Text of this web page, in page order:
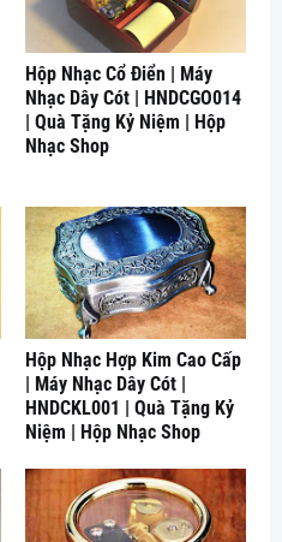
Hộp Nhạc Cổ Điển | Máy
Nhạc Dây Cót | HNDCGO014
| Quà Tặng Kỷ Niệm | Hộp
Nhạc Shop
Hộp Nhạc Hợp Kim Cao Cấp
| Máy Nhạc Dây Cót |
HNDCKL001 | Quà Tặng Kỷ
Niệm | Hộp Nhạc Shop